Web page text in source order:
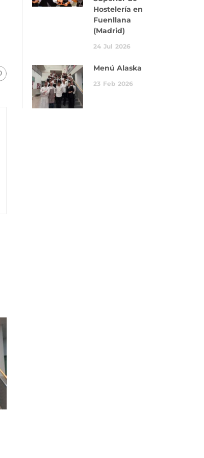
Hostelería en
Fuenllana
(Madrid)
24 Jul 2026
Menú Alaska
23 Feb 2026